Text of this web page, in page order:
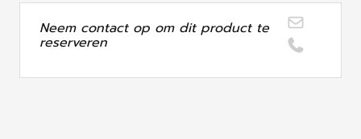
Neem contact op om dit product te
reserveren